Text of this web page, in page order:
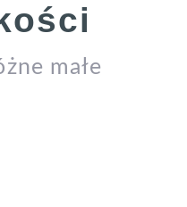
małe